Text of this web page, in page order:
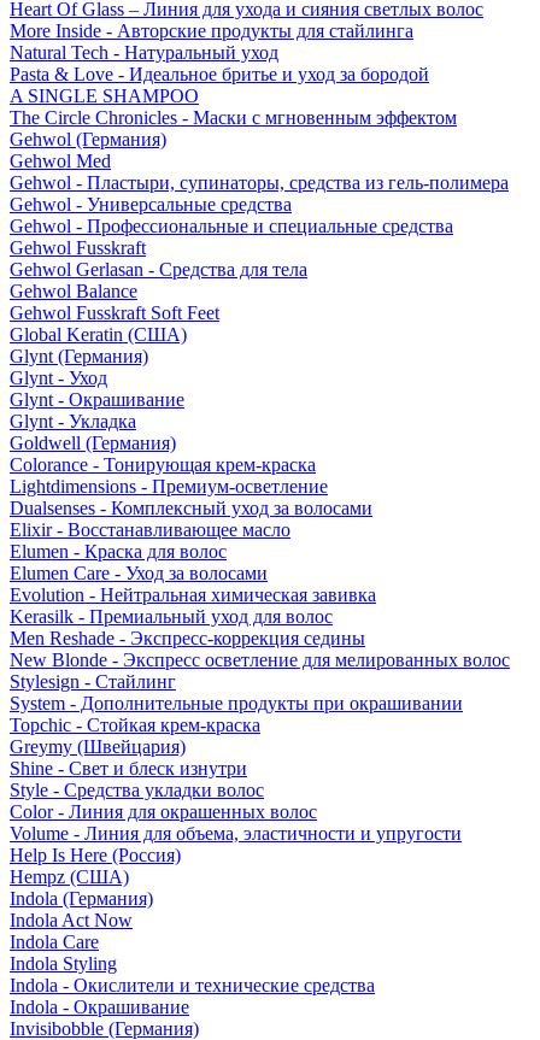
Heart Of Glass – Линия для ухода и сияния светлых волос
More Inside - Авторские продукты для стайлинга
Natural Tech - Натуральный уход
Pasta & Love - Идеальное бритье и уход за бородой
A SINGLE SHAMPOO
The Circle Chronicles - Маски с мгновенным эффектом
Gehwol (Германия)
Gehwol Med
Gehwol - Пластыри, супинаторы, средства из гель-полимера
Gehwol - Универсальные средства
Gehwol - Профессиональные и специальные средства
Gehwol Fusskraft
Gehwol Gerlasan - Средства для тела
Gehwol Balance
Gehwol Fusskraft Soft Feet
Global Keratin (США)
Glynt (Германия)
Glynt - Уход
Glynt - Окрашивание
Glynt - Укладка
Goldwell (Германия)
Colorance - Тонирующая крем-краска
Lightdimensions - Премиум-осветление
Dualsenses - Комплексный уход за волосами
Elixir - Восстанавливающее масло
Elumen - Краска для волос
Elumen Care - Уход за волосами
Evolution - Нейтральная химическая завивка
Kerasilk - Премиальный уход для волос
Men Reshade - Экспресс-коррекция седины
New Blonde - Экспресс осветление для мелированных волос
Stylesign - Стайлинг
System - Дополнительные продукты при окрашивании
Topchic - Стойкая крем-краска
Greymy (Швейцария)
Shine - Свет и блеск изнутри
Style - Средства укладки волос
Color - Линия для окрашенных волос
Volume - Линия для объема, эластичности и упругости
Help Is Here (Россия)
Hempz (США)
Indola (Германия)
Indola Act Now
Indola Care
Indola Styling
Indola - Окислители и технические средства
Indola - Окрашивание
Invisibobble (Германия)